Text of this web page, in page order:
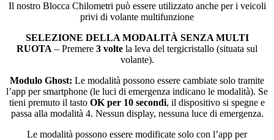
Il nostro Blocca Chilometri può essere utilizzato anche per i veicoli
privi di volante multifunzione
SELEZIONE DELLA MODALITÀ SENZA MULTI
RUOTA – Premere 3 volte la leva del tergicristallo (situata sul
volante).
Modulo Ghost: Le modalità possono essere cambiate solo tramite
l’app per smartphone (le luci di emergenza indicano le modalità). Se
tieni premuto il tasto OK per 10 secondi, il dispositivo si spegne e
passa alla modalità 4. Nessun display, nessuna luce di emergenza.
Le modalità possono essere modificate solo con l’app per